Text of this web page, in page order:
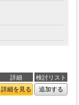
詳細
検討リスト
詳細を見る 追加する